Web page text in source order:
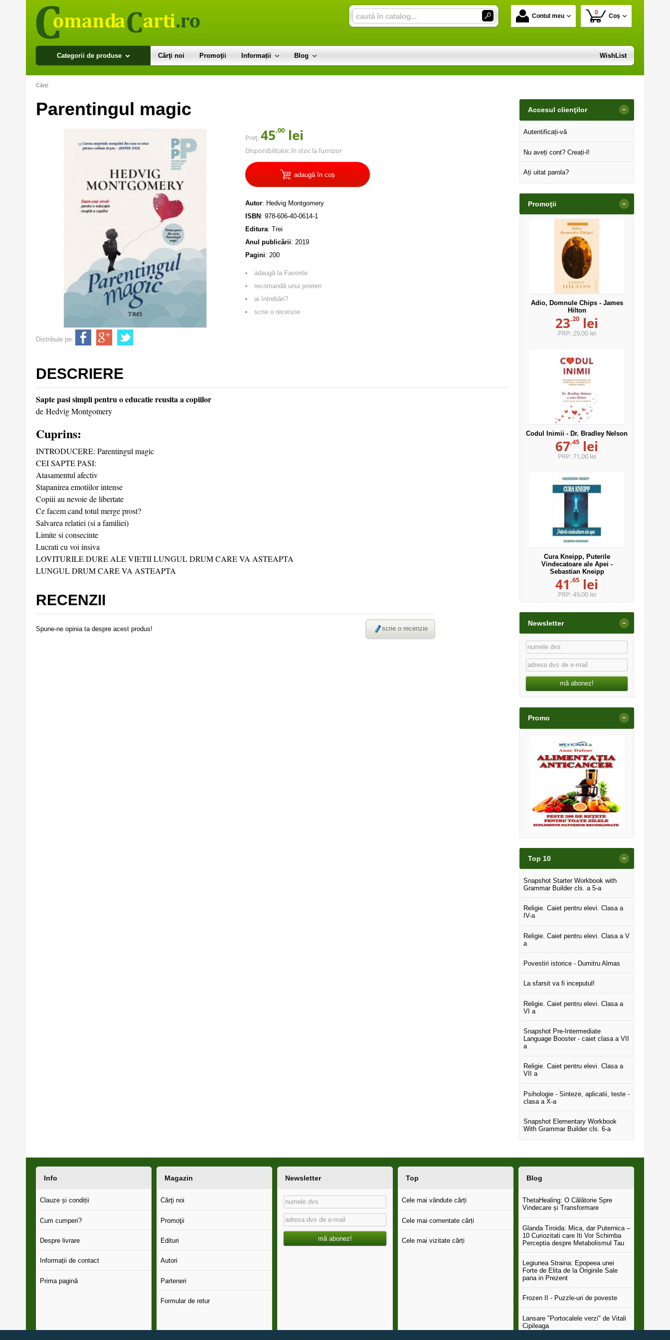
Contul meu 0 Coș
Categorii de produse Cărţi noi Promoţii Informații Blog WishList
Cărţi
Parentingul magic
Preț:45,00 lei
Disponibilitate:în stoc la furnizor
adaugă în coș
Autor: Hedvig Montgomery
ISBN : 978-606-40-0614-1
Editura: Trei
Anul publicării: 2019
Pagini: 200
adaugă la Favorite
recomandă unui prieten
ai întrebări?
scrie o recenzie
Distribuie pe:
DESCRIERE
Sapte pasi simpli pentru o educatie reusita a copiilor
de Hedvig Montgomery
Cuprins:
INTRODUCERE: Parentingul magic
CEI SAPTE PASI:
Atasamentul afectiv
Stapanirea emotiilor intense
Copiii au nevoie de libertate
Ce facem cand totul merge prost?
Salvarea relatiei (si a familiei)
Limite si consecinte
Lucrati cu voi insiva
LOVITURILE DURE ALE VIETII LUNGUL DRUM CARE VA ASTEAPTA
LUNGUL DRUM CARE VA ASTEAPTA
RECENZII
Spune-ne opinia ta despre acest produs! scrie o recenzie
Accesul clienţilor -
Autentificați-vă
Nu aveți cont? Creați-l!
Ați uitat parola?
Promoţii -
Adio, Domnule Chips - James
Hilton
23,20 lei
PRP:29,00 lei
Codul Inimii - Dr. Bradley Nelson
67,45 lei
PRP:71,00 lei
Cura Kneipp, Puterile
Vindecatoare ale Apei -
Sebastian Kneipp
41 ,65 lei
PRP:49,00 lei
Newsletter -
mă abonez!
Promo -
Top 10 -
Snapshot Starter Workbook with
Grammar Builder cls. a 5-a
Religie. Caiet pentru elevi. Clasa a
IV-a
Religie. Caiet pentru elevi. Clasa a V
a
Povestiri istorice - Dumitru Almas
La sfarsit va fi inceputul!
Religie. Caiet pentru elevi. Clasa a
VI a
Snapshot Pre-Intermediate
Language Booster - caiet clasa a VII
a
Religie. Caiet pentru elevi. Clasa a
VII a
Psihologie - Sinteze, aplicatii, teste -
clasa a X-a
Snapshot Elementary Workbook
With Grammar Builder cls. 6-a
Info
Clauze și condiții
Cum cumperi?
Despre livrare
Informații de contact
Prima pagină
Magazin
Cărţi noi
Promoţii
Edituri
Autori
Parteneri
Formular de retur
Newsletter
mă abonez!
Top
Cele mai vândute cărți
Cele mai comentate cărți
Cele mai vizitate cărți
Blog
ThetaHealing: O Călătorie Spre
Vindecare și Transformare
Glanda Tiroida: Mica, dar Puternica –
10 Curiozitati care Iti Vor Schimba
Perceptia despre Metabolismul Tau
Legiunea Straina: Epopeea unei
Forte de Elita de la Originile Sale
pana in Prezent
Frozen II - Puzzle-uri de poveste
Lansare "Portocalele verzi" de Vitali
Cipileaga